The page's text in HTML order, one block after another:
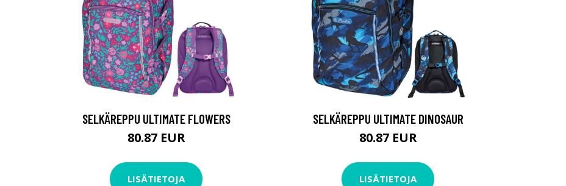
SELKÄREPPU ULTIMATE FLOWERS
80.87 EUR
LISÄTIETOJA
SELKÄREPPU ULTIMATE DINOSAUR
80.87 EUR
LISÄTIETOJA